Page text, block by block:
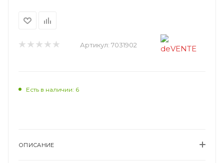
Артикул: 7031902
Есть в наличии: 6
ОПИСАНИЕ